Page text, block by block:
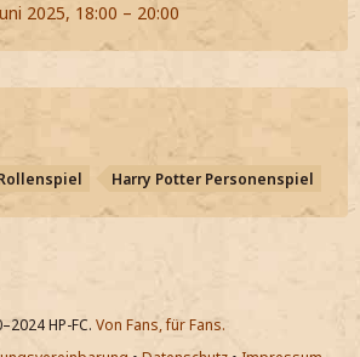
2025, 18:00 – 20:00
Harry Potter Personenspiel
HP-FC. Von Fans, für Fans.